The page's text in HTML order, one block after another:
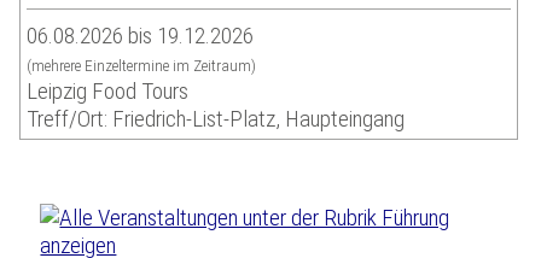
06.08.2026 bis 19.12.2026
(mehrere Einzeltermine im Zeitraum)
Leipzig Food Tours
Treff/Ort: Friedrich-List-Platz, Haupteingang